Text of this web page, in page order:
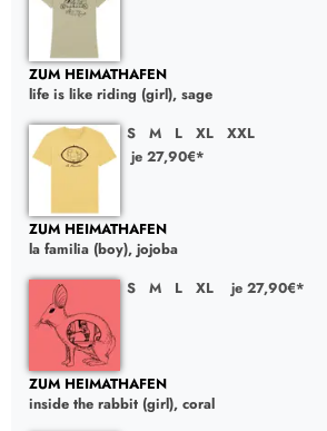
ZUM HEIMATHAFEN
life is like riding (girl), sage
S
M L XL
XXL
je 27,90€*
ZUM HEIMATHAFEN
la familia (boy), jojoba
S
M L XL je 27,90€*
ZUM HEIMATHAFEN
inside the rabbit (girl), coral